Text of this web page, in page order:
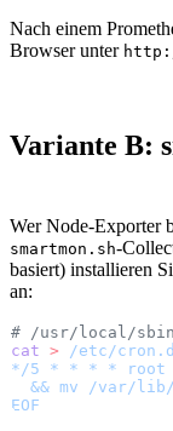
Nach einem
Browser unter
Variante B:
Wer Node-Exporter
smartmon.sh-
basiert) installieren
an:
# /usr/local/
cat > /etc/
*/5 * * * * root /
&& mv /var/
EOF